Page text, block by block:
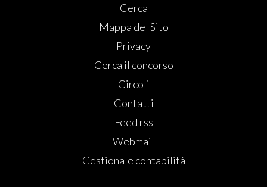
Cerca
Mappa del Sito
Privacy
Cerca il concorso
Circoli
Contatti
Feed rss
Webmail
Gestionale contabilità